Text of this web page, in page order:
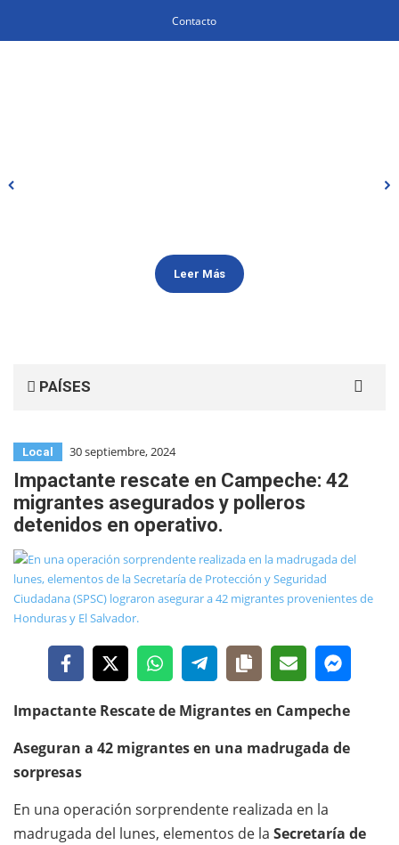
Contacto
Leer Más
PAÍSES
Local 30 septiembre, 2024
Impactante rescate en Campeche: 42
migrantes asegurados y polleros
detenidos en operativo.
Impactante Rescate de Migrantes en Campeche
Aseguran a 42 migrantes en una madrugada de
sorpresas
En una operación sorprendente realizada en la
madrugada del lunes, elementos de la Secretaría de